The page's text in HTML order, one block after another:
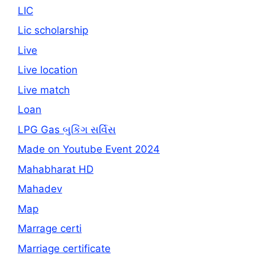
LIC
Lic scholarship
Live
Live location
Live match
Loan
LPG Gas બુકિંગ સર્વિસ
Made on Youtube Event 2024
Mahabharat HD
Mahadev
Map
Marrage certi
Marriage certificate